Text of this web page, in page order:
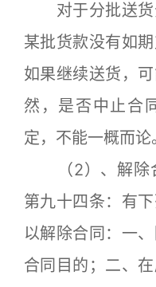
对于分批送货
某批货款没有如
如果继续送货，
然，是否中止合
定，不能一概而论
（2）、解除合
第九十四条：有
以解除合同：一
合同目的；二、